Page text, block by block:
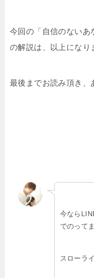
今回の「自信のないあ
の解説は、以上になり
最後までお読み頂き、
今なら
でのって
スローラ